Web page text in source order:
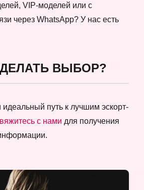
VIP-моделей или с
через WhatsApp? У нас есть
ВЫБОР?
путь к лучшим эскорт-
с нами для получения